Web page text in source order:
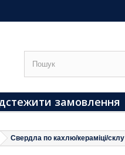
замовлення
Свердла по кахлю/кераміці/склу